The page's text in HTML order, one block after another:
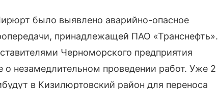
было выявлено аварийно-опасное
принадлежащей ПАО «Транснефть».
Черноморского предприятия
незамедлительном проведении работ. Уже 2
в Кизилюртовский район для переноса